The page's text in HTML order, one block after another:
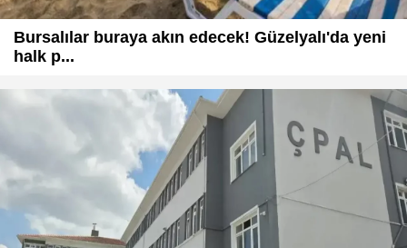
Bursalılar buraya akın edecek! Güzelyalı'da yeni
halk p...